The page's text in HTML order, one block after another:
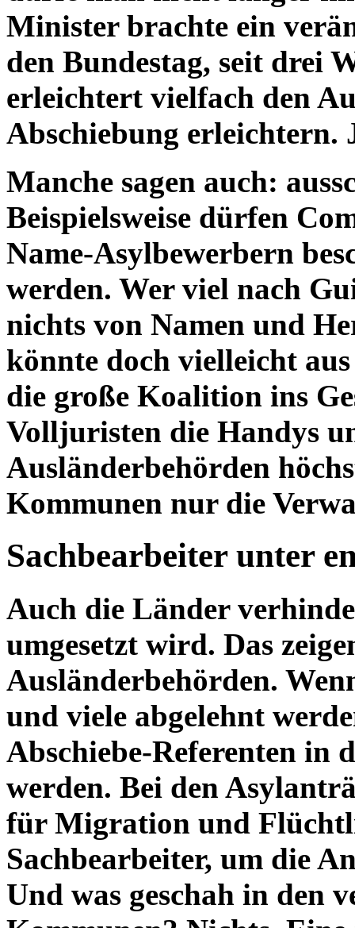
Minister brachte ein
den Bundestag, seit drei
erleichtert vielfach den
Abschiebung erleichtern.
Manche sagen auch:
Beispielsweise dürfen
Name-Asylbewerbern
werden. Wer viel nach
nichts von Namen und
könnte doch vielleicht
die große Koalition ins
Volljuristen die Handys
Ausländerbehörden
Kommunen nur die
Sachbearbeiter unter
Auch die Länder
umgesetzt wird. Das
Ausländerbehörden.
und viele abgelehnt
Abschiebe-Referenten in
werden. Bei den
für Migration und
Sachbearbeiter, um die
Und was geschah in den